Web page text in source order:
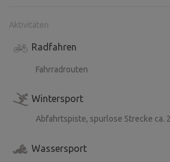
Aktivitäten
Radfahren
Fahrradrouten
Wintersport
Abfahrtspiste, spurlose Strecke ca.
Wassersport